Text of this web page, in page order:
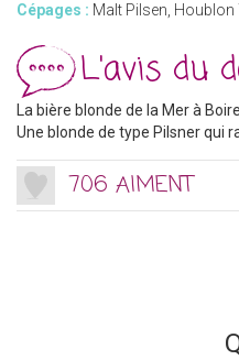
Cépages : Malt Pilsen, Houblon
L'avis du
La bière blonde de la Mer à Boire
Une blonde de type Pilsner qui
706 AIMENT